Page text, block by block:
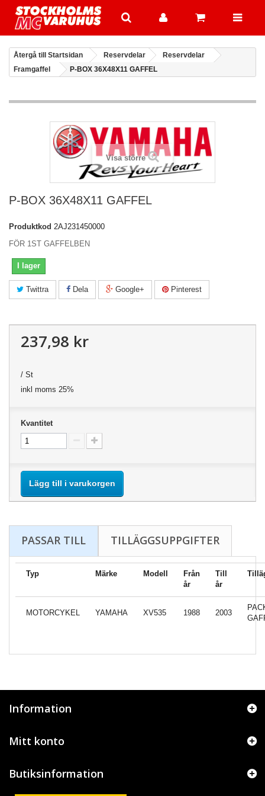
Återgå till Startsidan Reservdelar
Reservdelar
Framgaffel
P-BOX 36X48X11 GAFFEL
Visa större
P-BOX 36X48X11 GAFFEL
Produktkod 2AJ231450000
FÖR 1ST GAFFELBEN
I lager
Twittra Dela Google+ Pinterest
237,98 kr
/ St
inkl moms 25%
Kvantitet
Lägg till i varukorgen
PASSAR TILL TILLÄGGSUPPGIFTER
Typ Märke Modell
Från
år
Till
år
MOTORCYKEL YAMAHA XV535 1988 2003
Information
Mitt konto
Butiksinformation